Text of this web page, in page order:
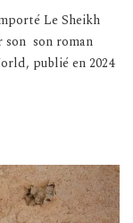
Le Sheikh
son roman
publié en 2024